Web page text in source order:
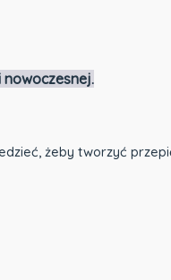
żeby tworzyć